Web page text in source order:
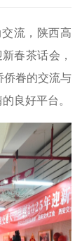
流，陕西高
春茶话会，
侨眷的交流与
良好平台。